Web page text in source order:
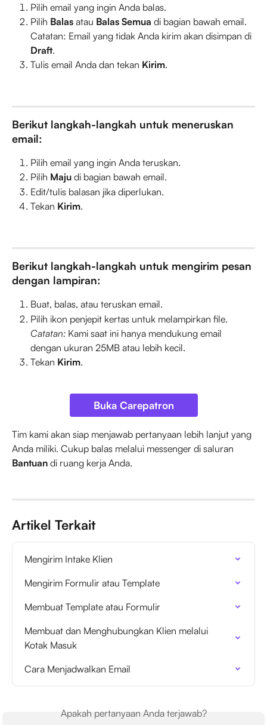
Pilih email yang ingin Anda balas.
Pilih Balas atau Balas Semua di bagian bawah email.
Catatan: Email yang tidak Anda kirim akan disimpan di
Draft.
Tulis email Anda dan tekan Kirim.
Berikut langkah-langkah untuk meneruskan
email:
Pilih email yang ingin Anda teruskan.
Pilih Maju di bagian bawah email.
Edit/tulis balasan jika diperlukan.
Tekan Kirim.
Berikut langkah-langkah untuk mengirim pesan
dengan lampiran:
Buat, balas, atau teruskan email.
Pilih ikon penjepit kertas untuk melampirkan file.
Catatan: Kami saat ini hanya mendukung email
dengan ukuran 25MB atau lebih kecil.
Tekan Kirim.
Buka Carepatron
Tim kami akan siap menjawab pertanyaan lebih lanjut yang
Anda miliki. Cukup balas melalui messenger di saluran
Bantuan di ruang kerja Anda.
Artikel Terkait
Mengirim Intake Klien
Mengirim Formulir atau Template
Membuat Template atau Formulir
Membuat dan Menghubungkan Klien melalui
Kotak Masuk
Cara Menjadwalkan Email
Apakah pertanyaan Anda terjawab?